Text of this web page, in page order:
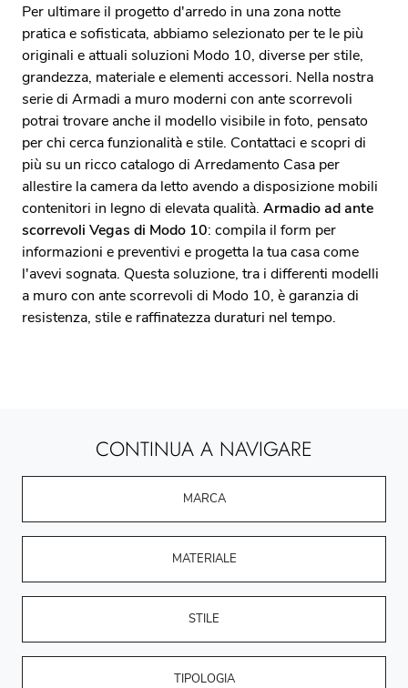
Per ultimare il progetto d'arredo in una zona notte
pratica e sofisticata, abbiamo selezionato per te le più
originali e attuali soluzioni Modo 10, diverse per stile,
grandezza, materiale e elementi accessori. Nella nostra
serie di Armadi a muro moderni con ante scorrevoli
potrai trovare anche il modello visibile in foto, pensato
per chi cerca funzionalità e stile. Contattaci e scopri di
più su un ricco catalogo di Arredamento Casa per
allestire la camera da letto avendo a disposizione mobili
contenitori in legno di elevata qualità. Armadio ad ante
scorrevoli Vegas di Modo 10: compila il form per
informazioni e preventivi e progetta la tua casa come
l'avevi sognata. Questa soluzione, tra i differenti modelli
a muro con ante scorrevoli di Modo 10, è garanzia di
resistenza, stile e raffinatezza duraturi nel tempo.
CONTINUA A NAVIGARE
MARCA
MATERIALE
STILE
TIPOLOGIA